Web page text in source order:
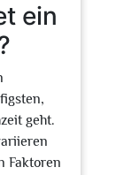
ein
geht.
Faktoren